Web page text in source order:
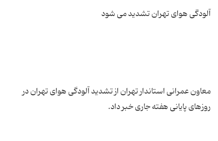
معاون عمرانی استاندار تهران از تشدید آلودگی هوای تهران در